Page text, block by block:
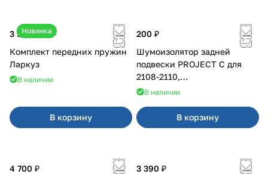
Новинка
3 900 ₽
Комплект передних пружин
Ларкуз
В наличии
В корзину
200 ₽
Шумоизолятор задней
подвески PROJECT C для
2108-2110,
Приора,Калина,Гранта
В наличии
В корзину
4 700 ₽
3 390 ₽